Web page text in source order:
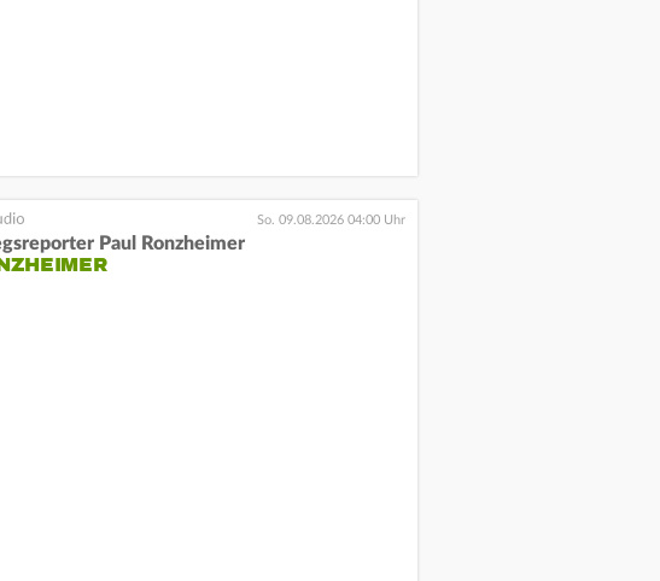
So. 09.08.2026 04:00 Uhr
Paul Ronzheimer